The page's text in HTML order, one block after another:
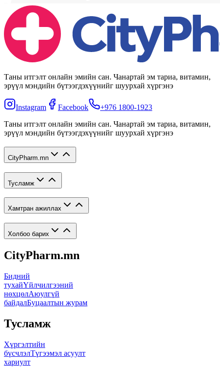
Таны итгэлт онлайн эмийн сан. Чанартай эм тариа, витамин,
эрүүл мэндийн бүтээгдэхүүнийг шуурхай хүргэнэ
Instagram Facebook
+976 1800-1923
Таны итгэлт онлайн эмийн сан. Чанартай эм тариа, витамин,
эрүүл мэндийн бүтээгдэхүүнийг шуурхай хүргэнэ
CityPharm.mn
Тусламж
Хамтран ажиллах
Холбоо барих
CityPharm.mn
Бидний
тухайҮйлчилгээний
нөхцөлАюулгүй
байдалБуцаалтын журам
Тусламж
Хүргэлтийн
бүсчлэлТүгээмэл асуулт
хариулт